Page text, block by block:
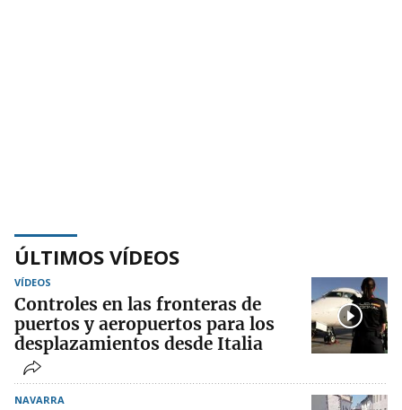
ÚLTIMOS VÍDEOS
VÍDEOS
Controles en las fronteras de
puertos y aeropuertos para los
desplazamientos desde Italia
NAVARRA